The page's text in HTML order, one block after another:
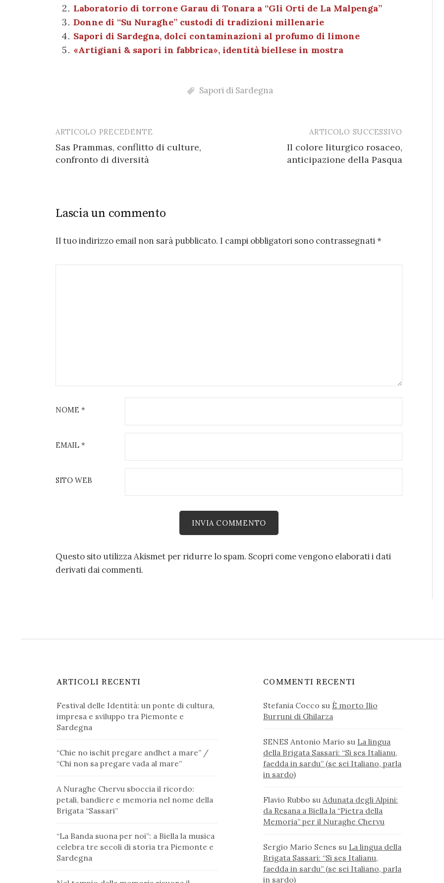
b
o
o
r t A
p
p
g
er
a
m
dI
n
et vi
di
Laboratorio di torrone Garau di Tonara a “Gli Orti de La Malpenga”
Donne di “Su Nuraghe” custodi di tradizioni millenarie
Sapori di Sardegna, dolci contaminazioni al profumo di limone
«Artigiani & sapori in fabbrica», identità biellese in mostra
Sapori di Sardegna
Post
navigation
ARTICOLO PRECEDENTE
Sas Prammas, conflitto di culture,
confronto di diversità
ARTICOLO SUCCESSIVO
Il colore liturgico rosaceo,
anticipazione della Pasqua
Lascia un commento
Il tuo indirizzo email non sarà pubblicato. I campi obbligatori sono contrassegnati*
NOME *
EMAIL *
SITO WEB
Questo sito utilizza Akismet per ridurre lo spam. Scopri come vengono elaborati i dati
derivati dai commenti.
ARTICOLI RECENTI
Festival delle Identità: un ponte di cultura,
impresa e sviluppo tra Piemonte e
Sardegna
“Chie no ischit pregare andhet a mare” /
“Chi non sa pregare vada al mare”
A Nuraghe Chervu sboccia il ricordo:
petali, bandiere e memoria nel nome della
Brigata “Sassari”
“La Banda suona per noi”: a Biella la musica
celebra tre secoli di storia tra Piemonte e
Sardegna
COMMENTI RECENTI
Stefania Cocco su È morto Ilio
Burruni di Ghilarza
SENES Antonio Mario su La lingua
della Brigata Sassari: “Si ses Italianu,
faedda in sardu” (se sei Italiano, parla
in sardo)
Flavio Rubbo su Adunata degli Alpini:
da Resana a Biella la “Pietra della
Memoria” per il Nuraghe Chervu
Sergio Mario Senes su La lingua della
Brigata Sassari: “Si ses Italianu,
faedda in sardu” (se sei Italiano, parla
in sardo)